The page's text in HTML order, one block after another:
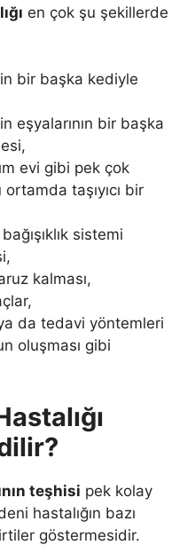
en çok şu şekillerde
bir başka kediyle
eşyalarının bir başka
evi gibi pek çok
taşıyıcı bir
sistemi
kalması,
da tedavi yöntemleri
oluşması gibi
teşhisi pek kolay
hastalığın bazı
göstermesidir.